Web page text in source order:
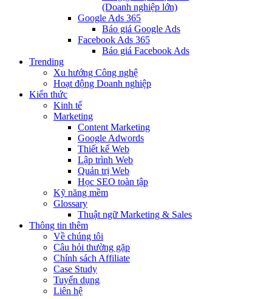
(Doanh nghiệp lớn)
Google Ads 365
Báo giá Google Ads
Facebook Ads 365
Báo giá Facebook Ads
Trending
Xu hướng Công nghệ
Hoạt động Doanh nghiệp
Kiến thức
Kinh tế
Marketing
Content Marketing
Google Adwords
Thiết kế Web
Lập trình Web
Quản trị Web
Học SEO toàn tập
Kỹ năng mềm
Glossary
Thuật ngữ Marketing & Sales
Thông tin thêm
Về chúng tôi
Câu hỏi thường gặp
Chính sách Affiliate
Case Study
Tuyển dụng
Liên hệ